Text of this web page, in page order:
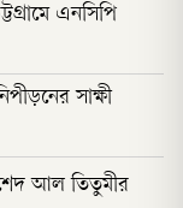
এনসিপি
সাক্ষী
আল তিতুমীর